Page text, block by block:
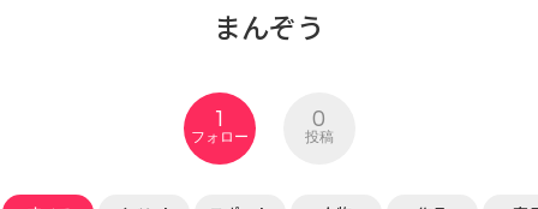
まんぞう
1
フォロー
0
投稿